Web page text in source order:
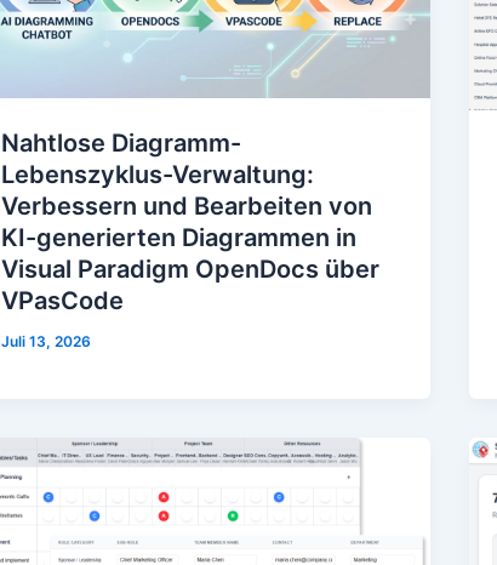
Nahtlose Diagramm-
Lebenszyklus-Verwaltung:
Verbessern und Bearbeiten von
KI-generierten Diagrammen in
Visual Paradigm OpenDocs über
VPasCode
Juli 13, 2026